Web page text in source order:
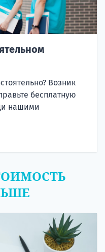
Возник
бесплатную
нашими